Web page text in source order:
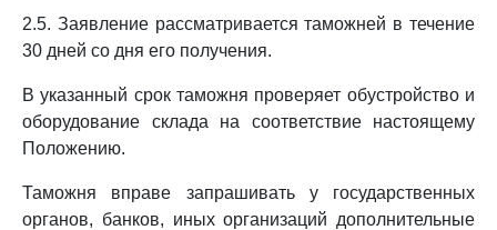
2.5. Заявление рассматривается таможней в течение
30 дней со дня его получения.
В указанный срок таможня проверяет обустройство и
оборудование склада на соответствие настоящему
Положению.
Таможня вправе запрашивать у государственных
органов, банков, иных организаций дополнительные